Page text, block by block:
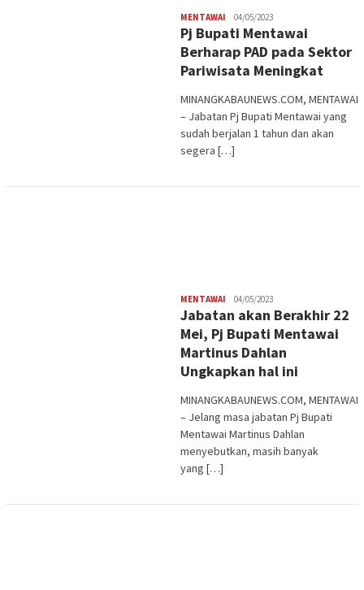
MENTAWAI Redaksi
04/05/2023
Pj Bupati Mentawai
Berharap PAD pada Sektor
Pariwisata Meningkat
MINANGKABAUNEWS.COM, MENTAWAI
– Jabatan Pj Bupati Mentawai yang
sudah berjalan 1 tahun dan akan
segera […]
MENTAWAI Redaksi
04/05/2023
Jabatan akan Berakhir 22
Mei, Pj Bupati Mentawai
Martinus Dahlan
Ungkapkan hal ini
MINANGKABAUNEWS.COM, MENTAWAI
– Jelang masa jabatan Pj Bupati
Mentawai Martinus Dahlan
menyebutkan, masih banyak
yang […]